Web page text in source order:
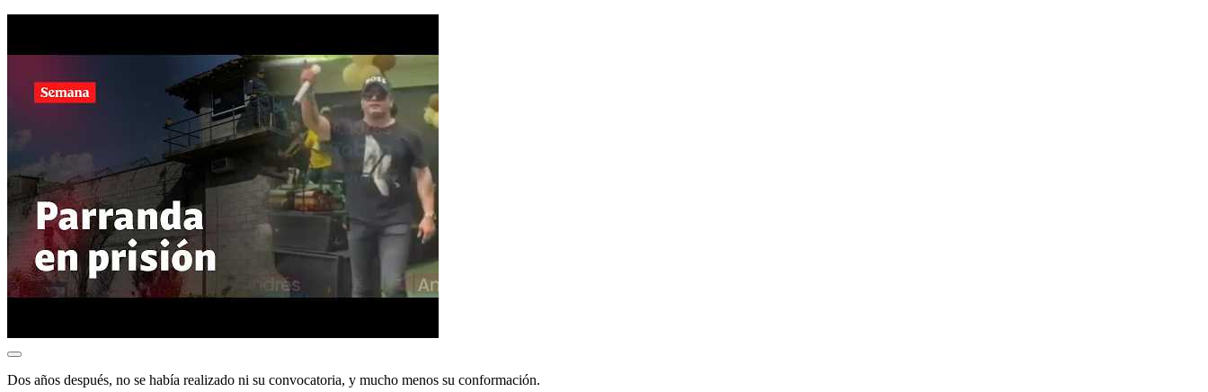
Dos años después, no se había realizado ni su convocatoria, y mucho menos su conformación.